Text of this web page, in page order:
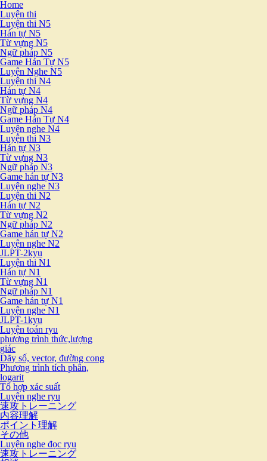
Home
Luyện thi
Luyện thi N5
Hán tự N5
Từ vựng N5
Ngữ pháp N5
Game Hán Tự N5
Luyện Nghe N5
Luyện thi N4
Hán tự N4
Từ vựng N4
Ngữ pháp N4
Game Hán Tự N4
Luyện nghe N4
Luyện thi N3
Hán tự N3
Từ vựng N3
Ngữ pháp N3
Game hán tự N3
Luyện nghe N3
Luyện thi N2
Hán tự N2
Từ vựng N2
Ngữ pháp N2
Game hán tự N2
Luyện nghe N2
JLPT-2kyu
Luyện thi N1
Hán tự N1
Từ vựng N1
Ngữ pháp N1
Game hán tự N1
Luyện nghe N1
JLPT-1kyu
Luyện toán ryu
phương trình thức,lượng
giác
Dãy số, vector, đường cong
Phương trình tích phân,
logarit
Tổ hợp xác suất
Luyện nghe ryu
速攻トレーニング
内容理解
ポイント理解
その他
Luyện nghe đọc ryu
速攻トレーニング